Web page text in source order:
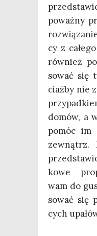
poważ­ny
cy z
rów­nież
so­wać się
ciaż­by nie
domów, a
pomóc im
zewnątrz.
ko­we
wam do
so­wać się
cych